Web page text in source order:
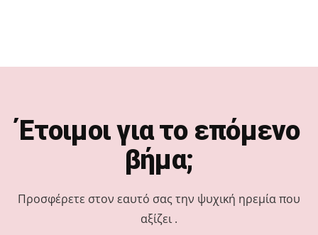
Έτοιμοι για το επόμενο
βήμα;
Προσφέρετε στον εαυτό σας την ψυχική ηρεμία που
αξίζει .